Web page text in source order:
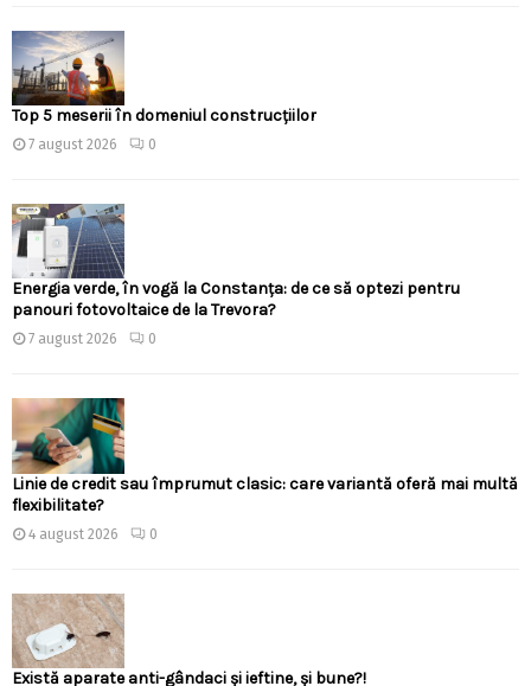
Top 5 meserii în domeniul construcțiilor
7 august 2026 0
Energia verde, în vogă la Constanța: de ce să optezi pentru
panouri fotovoltaice de la Trevora?
7 august 2026 0
Linie de credit sau împrumut clasic: care variantă oferă mai multă
flexibilitate?
4 august 2026 0
Există aparate anti-gândaci și ieftine, și bune?!